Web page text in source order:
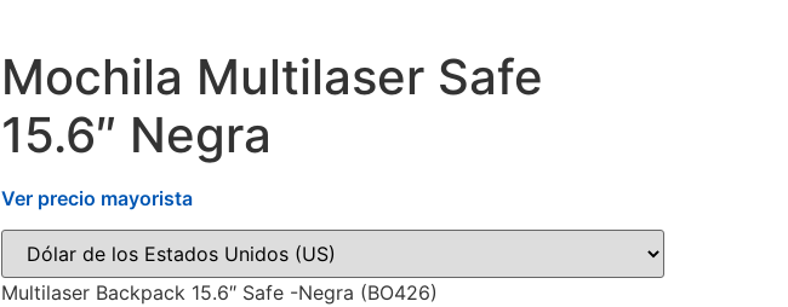
Mochila Multilaser Safe
15.6″ Negra
Ver precio mayorista
Multilaser Backpack 15.6″ Safe -Negra (BO426)